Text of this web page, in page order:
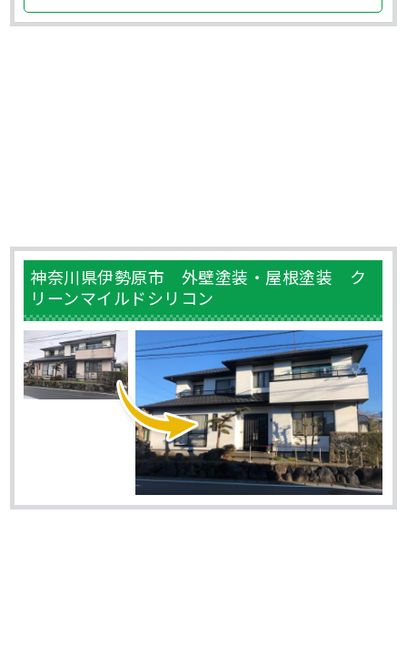
神奈川県伊勢原市 外壁塗装・屋根塗装 ク
リーンマイルドシリコン